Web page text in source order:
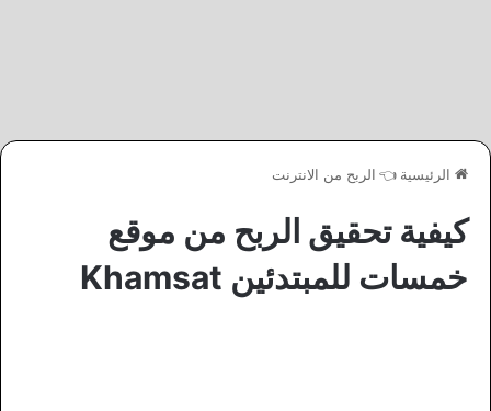
الرئيسية 👈 الربح من الانترنت
كيفية تحقيق الربح من موقع
خمسات للمبتدئين Khamsat